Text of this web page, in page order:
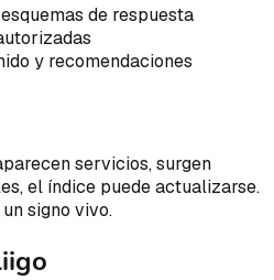
de respuesta
y recomendaciones
servicios, surgen
el índice puede actualizarse.
signo vivo.